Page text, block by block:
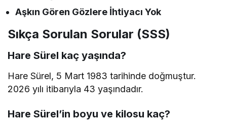
Aşkın Gören Gözlere İhtiyacı Yok
Sıkça Sorulan Sorular (SSS)
Hare Sürel kaç yaşında?
Hare Sürel, 5 Mart 1983 tarihinde doğmuştur.
2026 yılı itibarıyla 43 yaşındadır.
Hare Sürel’in boyu ve kilosu kaç?